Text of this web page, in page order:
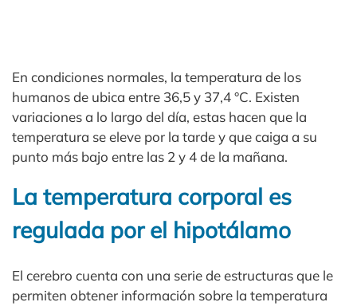
En condiciones normales, la temperatura de los
humanos de ubica entre 36,5 y 37,4 °C. Existen
variaciones a lo largo del día, estas hacen que la
temperatura se eleve por la tarde y que caiga a su
punto más bajo entre las 2 y 4 de la mañana.
La temperatura corporal es
regulada por el hipotálamo
El cerebro cuenta con una serie de estructuras que le
permiten obtener información sobre la temperatura